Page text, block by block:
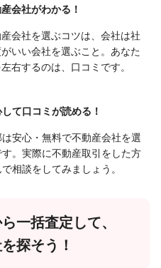
会社がわかる！
会社を選ぶコツは、会社は社
いい会社を選ぶこと。あなた
右するのは、口コミです。
て口コミが読める！
安心・無料で不動産会社を選
。実際に不動産取引をした方
相談をしてみましょう。
一括査定して、
探そう！